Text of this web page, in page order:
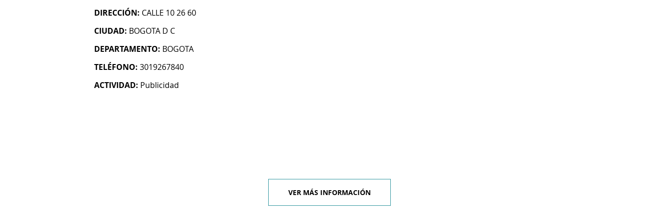
DIRECCIÓN: CALLE 10 26 60
CIUDAD: BOGOTA D C
DEPARTAMENTO: BOGOTA
TELÉFONO: 3019267840
ACTIVIDAD: Publicidad
VER MÁS INFORMACIÓN